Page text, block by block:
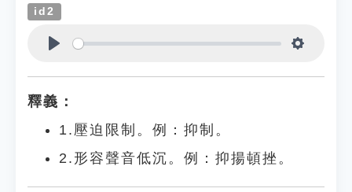
id2
釋義：
1.壓迫限制。例：抑制。
2.形容聲音低沉。例：抑揚頓挫。